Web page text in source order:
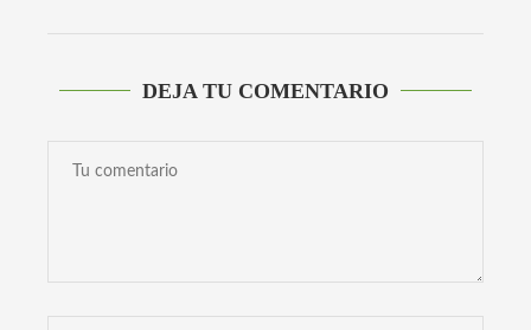
DEJA TU COMENTARIO